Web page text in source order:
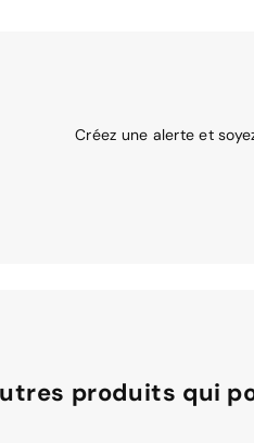
Créez une alerte et
produits qui